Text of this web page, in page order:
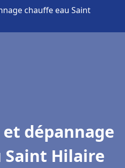
chauffe eau Saint
dépannage
Saint Hilaire